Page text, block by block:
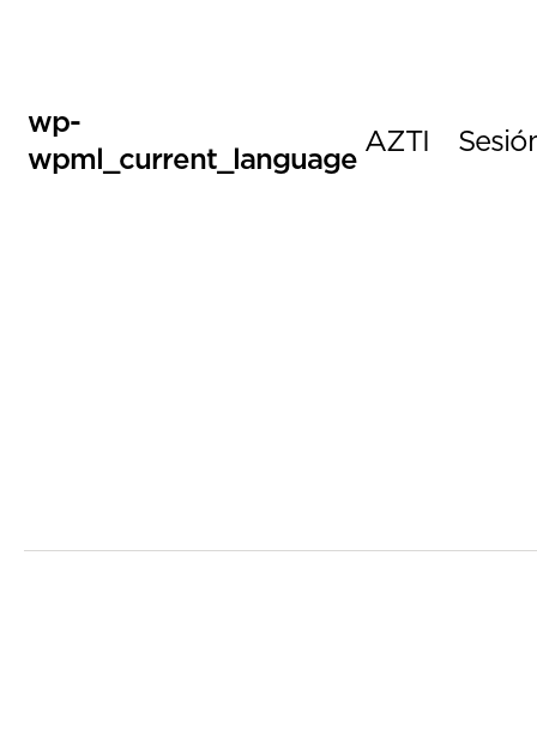
wp-
wpml_current_language AZTI